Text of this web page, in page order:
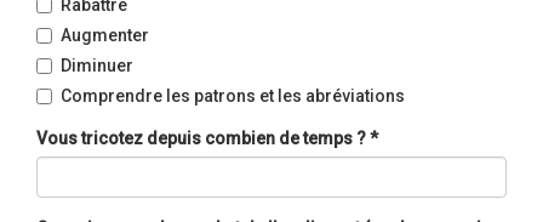
Rabattre
Augmenter
Diminuer
Comprendre les patrons et les abréviations
Vous tricotez depuis combien de temps ?*